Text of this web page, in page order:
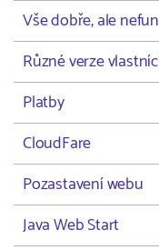
Vše dobře, ale
Různé verze
Platby
CloudFare
Pozastavení webu
Java Web Start